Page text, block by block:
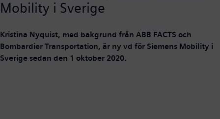
Mobility i Sverige
Kristina Nyquist, med bakgrund från ABB FACTS och
Bombardier Transportation, är ny vd för Siemens Mobility i
Sverige sedan den 1 oktober 2020.